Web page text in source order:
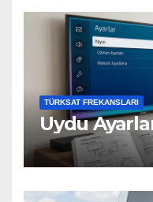
TÜRKSAT FREKANSLARI
Uydu